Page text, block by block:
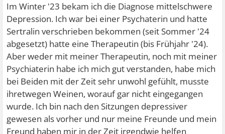
Im Winter '23 bekam ich die Diagnose mittelschwere
Depression. Ich war bei einer Psychaterin und hatte
Sertralin verschrieben bekommen (seit Sommer '24
abgesetzt) hatte eine Therapeutin (bis Frühjahr '24).
Aber weder mit meiner Therapeutin, noch mit meiner
Psychiaterin habe ich mich gut verstanden, habe mich
bei Beiden mit der Zeit sehr unwohl gefühlt, musste
ihretwegen Weinen, worauf gar nicht eingegangen
wurde. Ich bin nach den Sitzungen depressiver
gewesen als vorher und nur meine Freunde und mein
Freund haben mir in der Zeit irgendwie helfen